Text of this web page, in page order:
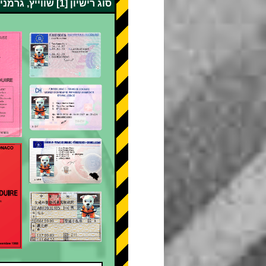
סוג רישיון [1] שווייץ, גרמניה, צרפת, בלגיה, מונקו, טייוואן